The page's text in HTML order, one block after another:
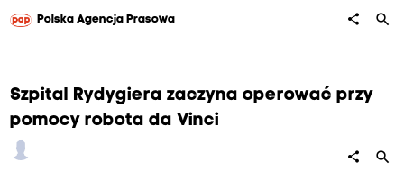
Polska Agencja Prasowa share search
Szpital Rydygiera zaczyna operować przy
pomocy robota da Vinci
share search